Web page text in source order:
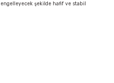
şekilde hafif ve stabil